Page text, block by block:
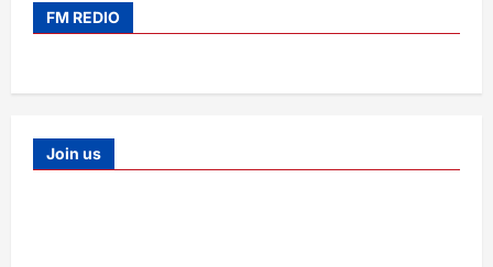
FM REDIO
Join us